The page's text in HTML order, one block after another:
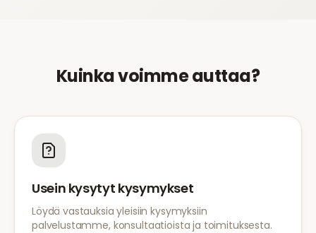
Kuinka voimme auttaa?
Usein kysytyt kysymykset
Löydä vastauksia yleisiin kysymyksiin
palvelustamme, konsultaatioista ja toimituksesta.